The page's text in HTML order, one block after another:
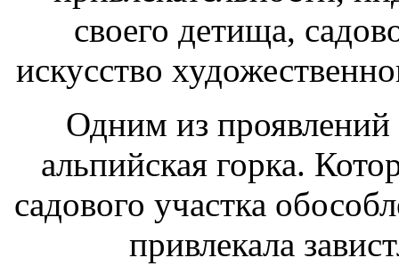
своего детища,
искусство
Одним из проявлений
альпийская горка.
садового участка
привлекала